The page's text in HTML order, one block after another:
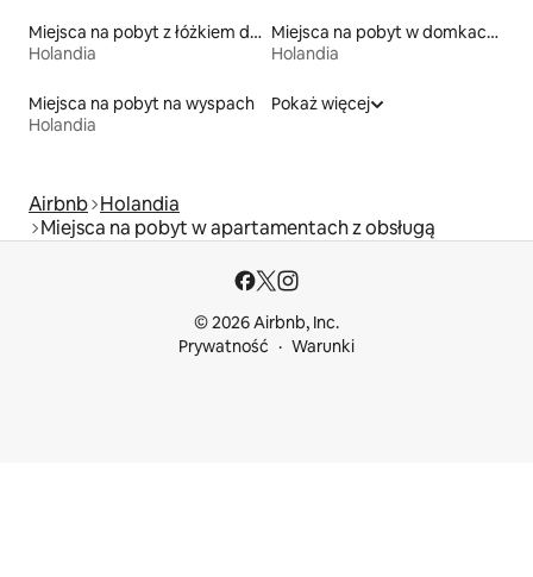
Miejsca na pobyt z łóżkiem dla osoby z niepełnosprawnością
Holandia
Miejsca na pobyt w domkach parterowych
Holandia
Miejsca na pobyt na wyspach
Holandia
Pokaż więcej
Airbnb Holandia
Miejsca na pobyt w apartamentach z obsługą
© 2026 Airbnb, Inc.
Prywatność
Warunki